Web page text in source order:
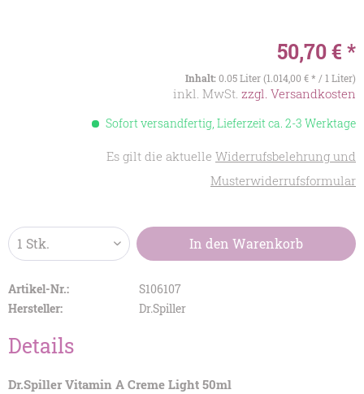
50,70 € *
Inhalt:0.05 Liter (1.014,00 € * / 1 Liter)
inkl. MwSt. zzgl. Versandkosten
Sofort versandfertig, Lieferzeit ca. 2-3 Werktage
Es gilt die aktuelle Widerrufsbelehrung und
Musterwiderrufsformular
In den Warenkorb
Artikel-Nr.:
S106107
Hersteller:
Dr.Spiller
Details
Dr.Spiller Vitamin A Creme Light 50ml